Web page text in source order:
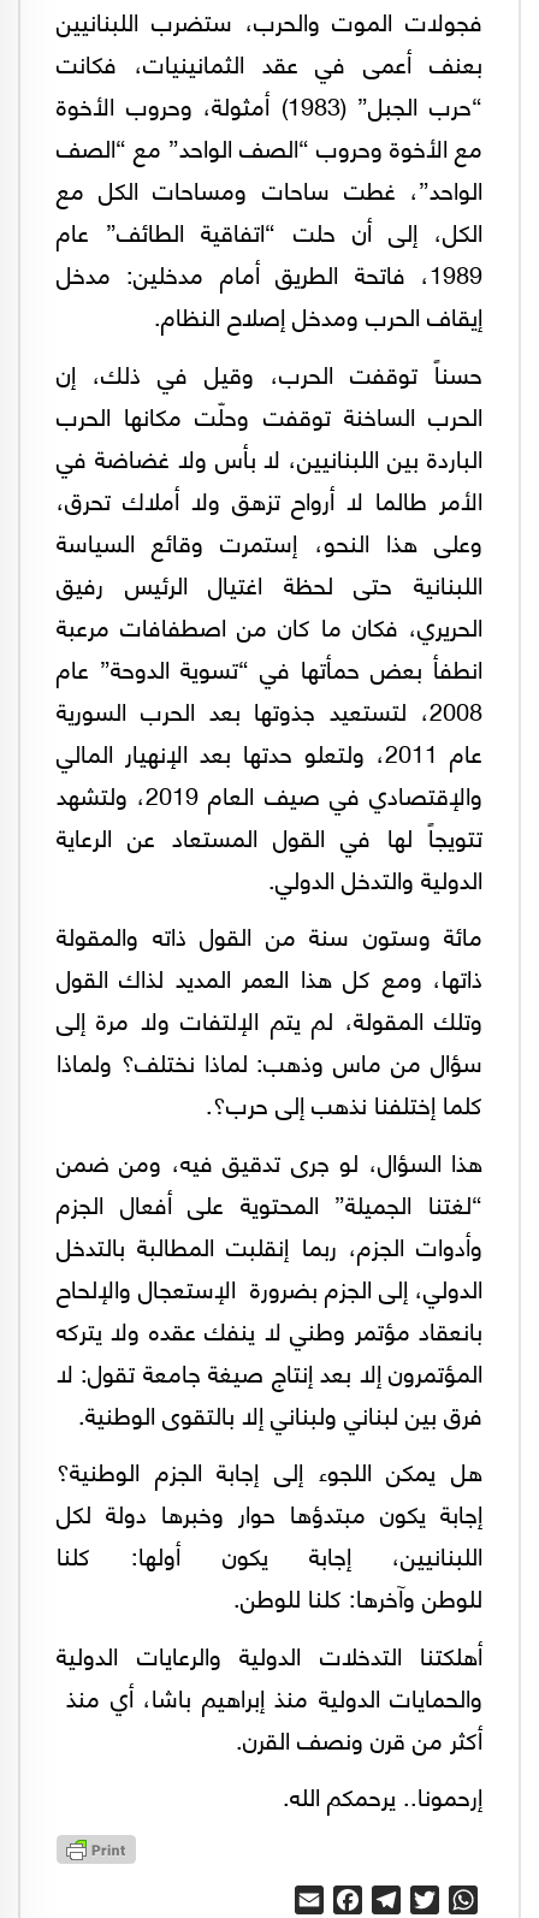
فجولات الموت والحرب، ستضرب اللبنانيين
بعنف أعمى في عقد الثمانينيات، فكانت
“حرب الجبل” (1983) أمثولة، وحروب الأخوة
مع الأخوة وحروب “الصف الواحد” مع “الصف
الواحد”، غطت ساحات ومساحات الكل مع
الكل، إلى أن حلت “اتفاقية الطائف” عام
1989، فاتحة الطريق أمام مدخلين: مدخل
إيقاف الحرب ومدخل إصلاح النظام.
حسناً توقفت الحرب، وقيل في ذلك، إن
الحرب الساخنة توقفت وحلّت مكانها الحرب
الباردة بين اللبنانيين، لا بأس ولا غضاضة في
الأمر طالما لا أرواح تزهق ولا أملاك تحرق،
وعلى هذا النحو، إستمرت وقائع السياسة
اللبنانية حتى لحظة اغتيال الرئيس رفيق
الحريري، فكان ما كان من اصطفافات مرعبة
انطفأ بعض حمأتها في “تسوية الدوحة” عام
2008، لتستعيد جذوتها بعد الحرب السورية
عام 2011، ولتعلو حدتها بعد الإنهيار المالي
والإقتصادي في صيف العام 2019، ولتشهد
تتويجاً لها في القول المستعاد عن الرعاية
الدولية والتدخل الدولي.
مائة وستون سنة من القول ذاته والمقولة
ذاتها، ومع كل هذا العمر المديد لذاك القول
وتلك المقولة، لم يتم الإلتفات ولا مرة إلى
سؤال من ماس وذهب: لماذا نختلف؟ ولماذا
كلما إختلفنا نذهب إلى حرب؟.
هذا السؤال، لو جرى تدقيق فيه، ومن ضمن
“لغتنا الجميلة” المحتوية على أفعال الجزم
وأدوات الجزم، ربما إنقلبت المطالبة بالتدخل
الدولي، إلى الجزم بضرورة الإستعجال والإلحاح
بانعقاد مؤتمر وطني لا ينفك عقده ولا يتركه
المؤتمرون إلا بعد إنتاج صيغة جامعة تقول: لا
فرق بين لبناني ولبناني إلا بالتقوى الوطنية.
هل يمكن اللجوء إلى إجابة الجزم الوطنية؟
إجابة يكون مبتدؤها حوار وخبرها دولة لكل
اللبنانيين، إجابة يكون أولها: كلنا
للوطن وآخرها: كلنا للوطن.
أهلكتنا التدخلات الدولية والرعايات الدولية
والحمايات الدولية منذ إبراهيم باشا، أي منذ
أكثر من قرن ونصف القرن.
إرحمونا.. يرحمكم الله.
WhatsApp
Twitter
Telegram
Facebook